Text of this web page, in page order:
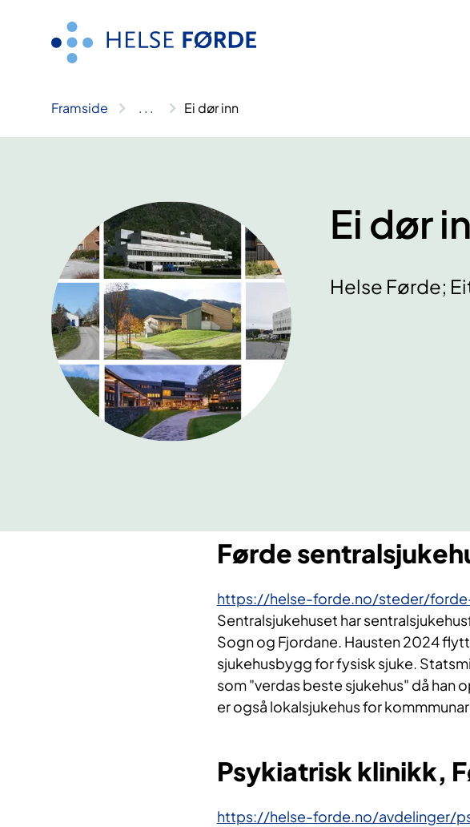
Framside .. . Ei dør inn
Ei dør
Helse Førde;
Førde
https://helse-forde.no/steder/
Sentralsjukehuset har
Sogn og Fjordane. Hausten 2024
sjukehusbygg for fysisk sjuke.
som "verdas beste sjukehus" då han
er også lokalsjukehus for
Psykiatrisk klinikk,
https://helse-forde.no/avdelinger/